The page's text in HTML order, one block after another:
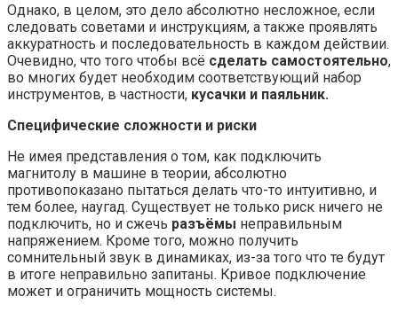
Однако, в целом, это дело абсолютно несложное, если
следовать советами и инструкциям, а также проявлять
аккуратность и последовательность в каждом действии.
Очевидно, что того чтобы всё сделать самостоятельно,
во многих будет необходим соответствующий набор
инструментов, в частности, кусачки и паяльник.
Специфические сложности и риски
Не имея представления о том, как подключить
магнитолу в машине в теории, абсолютно
противопоказано пытаться делать что-то интуитивно, и
тем более, наугад. Существует не только риск ничего не
подключить, но и сжечь разъёмы неправильным
напряжением. Кроме того, можно получить
сомнительный звук в динамиках, из-за того что те будут
в итоге неправильно запитаны. Кривое подключение
может и ограничить мощность системы.